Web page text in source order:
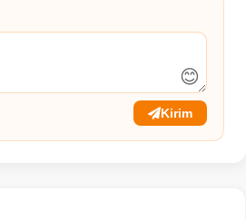
😊
Kirim